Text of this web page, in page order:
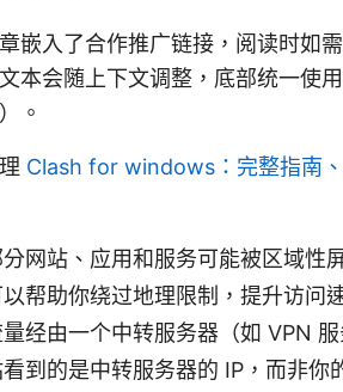
嵌入了合作推广链接，阅读时如
本会随上下文调整，底部统一使
。
Clash for windows：完整指南、
网站、应用和服务可能被区域性
帮助你绕过地理限制，提升访问
经由一个中转服务器（如 VPN
到的是中转服务器的 IP，而非你